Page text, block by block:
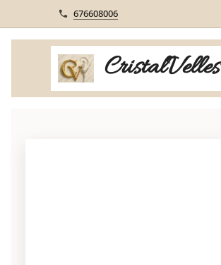
676608006
CristalVelles